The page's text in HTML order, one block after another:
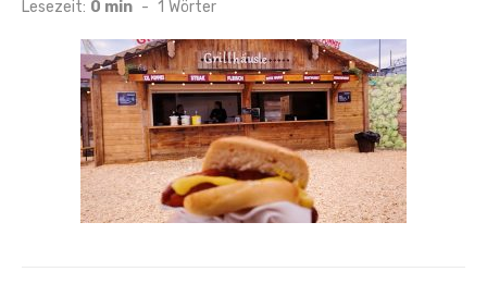
Lesezeit: 0 min - 1 Wörter